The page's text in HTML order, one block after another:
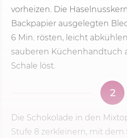
vorheizen. Die
Backpapier ausgelegten
6 Min. rösten, leicht
sauberen Küchenhandtuch
Schale löst.
2
Die Schokolade in den
Stufe 8 zerkleinern, mit dem